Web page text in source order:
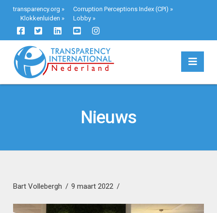
transparency.org » Corruption Perceptions Index (CPI) »
Klokkenluiden » Lobby»
Nieuws
Bart Vollebergh 9 maart 2022